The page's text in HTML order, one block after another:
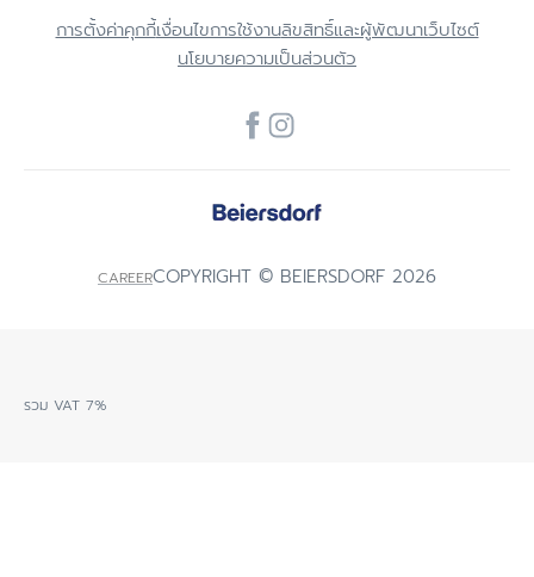
การตั้งค่าคุกกี้เงื่อนไขการใช้งานลิขสิทธิ์และผู้พัฒนาเว็บไซต์
นโยบายความเป็นส่วนตัว
CAREERCOPYRIGHT © BEIERSDORF 2026